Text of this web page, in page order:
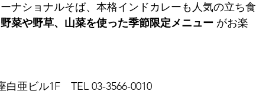
ナショナルそば、本格インドカレーも人気の立ち食
菜や野草、山菜を使った季節限定メニュー がお楽
亜ビル1F　TEL 03-3566-0010